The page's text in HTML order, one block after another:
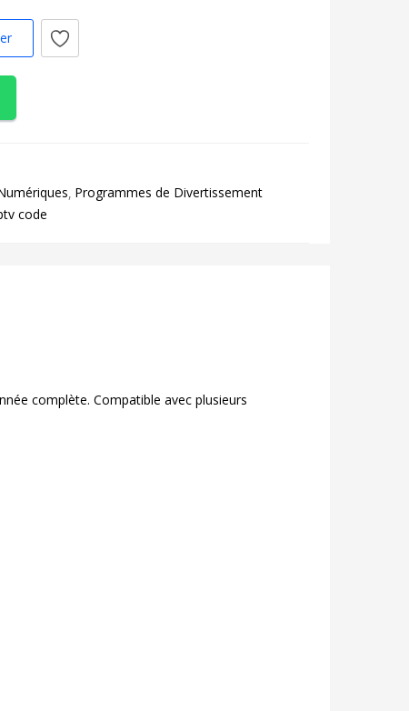
Programmes de Divertissement
code
complète. Compatible avec plusieurs